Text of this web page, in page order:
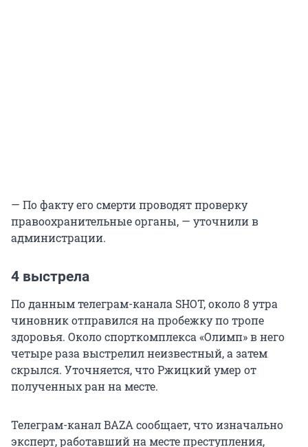
— По факту его смерти проводят проверку
правоохранительные органы, — уточнили в
администрации.
4 выстрела
По данным телеграм-канала SHOT, около 8 утра
чиновник отправился на пробежку по тропе
здоровья. Около спорткомплекса «Олимп» в него
четыре раза выстрелил неизвестный, а затем
скрылся. Уточняется, что Ржицкий умер от
полученных ран на месте.
Телеграм-канал BAZA сообщает, что изначально
эксперт, работавший на месте преступления,